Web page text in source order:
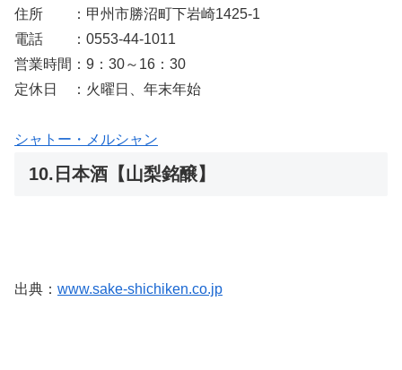
住所 ：甲州市勝沼町下岩崎1425-1
電話 ：0553-44-1011
営業時間：9：30～16：30
定休日 ：火曜日、年末年始
シャトー・メルシャン
10.日本酒【山梨銘醸】
出典： www.sake-shichiken.co.jp